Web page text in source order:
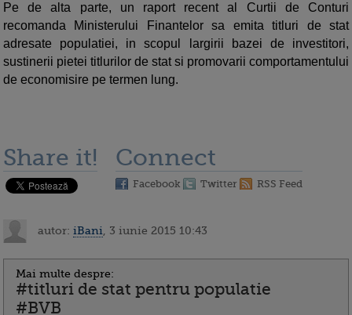
Pe de alta parte, un raport recent al Curtii de Conturi
recomanda Ministerului Finantelor sa emita titluri de stat
adresate populatiei, in scopul largirii bazei de investitori,
sustinerii pietei titlurilor de stat si promovarii comportamentului
de economisire pe termen lung.
Share it! Connect
Facebook Twitter RSS Feed
autor: iBani , 3 iunie 2015 10:43
Mai multe despre:
#titluri de stat pentru populatie
#BVB